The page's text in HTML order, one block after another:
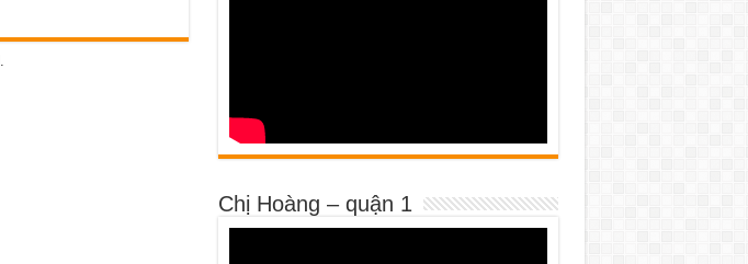
.
Chị Hoàng – quận 1